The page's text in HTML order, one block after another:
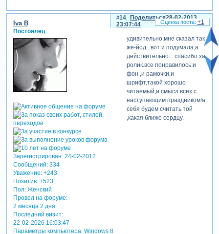
Поделиться
14
28-02-2013
23:07:44
Iva B
Постоялец
Зарегистрирован: 24-02-2012
Сообщений:334
Уважение: +243
Позитив: +523
Пол:Женский
Провел на форуме:
2 месяца 2 дня
Последний визит:
22-02-2026 16:03:47
Параметры компьютера:Windows 8
удивительно,мне сказал так
же-йод...вот и подумала,а
действительно... спасибо за
ролик.все понравилось:и
фон ,и рамочки,и
шрифт,такой хорошо
читаемый,и смысл.всех с
наступающим праздником!а
себя будем считать той
,какая ближе сердцу.
+1